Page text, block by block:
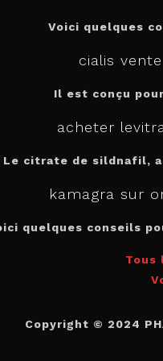
Voici quelques
cialis
Il est conçu
acheter
Le citrate de sildnafil,
kamagra sur
quelques conseils
Tous
Copyright © 2024